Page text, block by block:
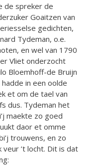
de spreker de
Goaitzen van
gedichten,
Tydeman, o.e.
en wel van 1790
Vliet onderzocht
Bloemhoff-de Bruijn
in een oolde
et om de tael van
dus. Tydeman het
maekte zo goed
daor et omme
trouwens, en zo
’t locht. Dit is dat